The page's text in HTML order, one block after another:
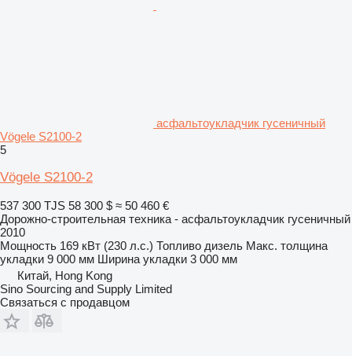
асфальтоукладчик гусеничный
Vögele S2100-2
5
Vögele S2100-2
537 300 TJS 58 300 $ ≈ 50 460 €
Дорожно-строительная техника - асфальтоукладчик гусеничный
2010
Мощность 169 кВт (230 л.с.) Топливо дизель Макс. толщина
укладки 9 000 мм Ширина укладки 3 000 мм
Китай, Hong Kong
Sino Sourcing and Supply Limited
Связаться с продавцом